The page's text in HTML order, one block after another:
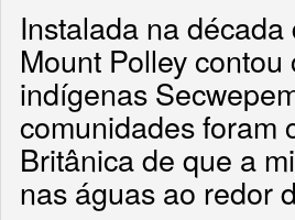
Instalada na
Mount Polley
indígenas
comunidades foram
Britânica de que a
nas águas ao redor